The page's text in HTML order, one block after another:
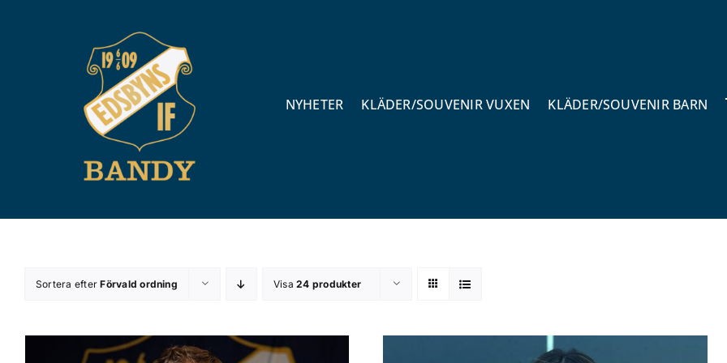
NYHETER KLÄDER/SOUVENIR VUXEN KLÄDER/SOUVENIR BARN
Sortera efterFörvald ordning Visa24 produkter